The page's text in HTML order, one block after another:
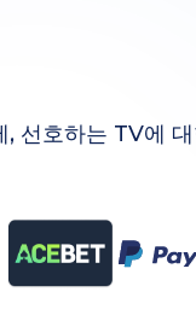
, 선호하는 TV에